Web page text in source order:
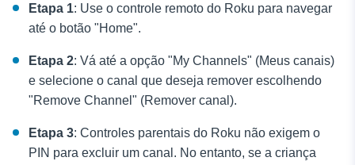
Etapa 1: Use o controle remoto do Roku para navegar
até o botão "Home".
Etapa 2: Vá até a opção "My Channels" (Meus canais)
e selecione o canal que deseja remover escolhendo
"Remove Channel" (Remover canal).
Etapa 3: Controles parentais do Roku não exigem o
PIN para excluir um canal. No entanto, se a criança